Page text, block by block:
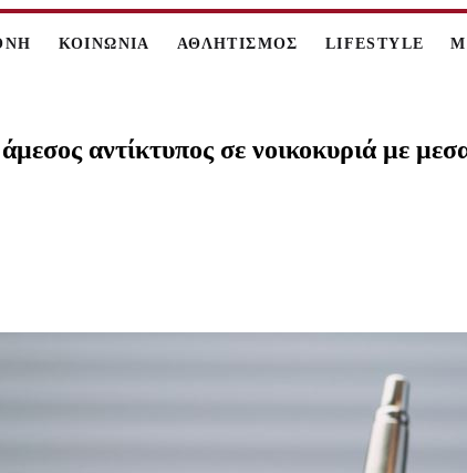
ΚΟΙΝΩΝΙΑ ΑΘΛΗΤΙΣΜΟΣ LIFESTYLE
αντίκτυπος σε νοικοκυριά με